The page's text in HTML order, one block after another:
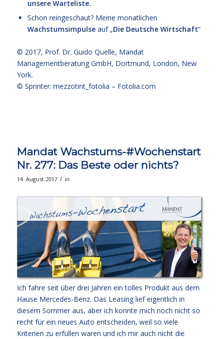
unsere Warteliste.
Schon reingeschaut? Meine monatlichen
Wachstumsimpulseauf „Die Deutsche Wirtschaft“
© 2017, Prof. Dr. Guido Quelle, Mandat
Managementberatung GmbH, Dortmund, London, New
York.
© Sprinter: mezzotint_fotolia – Fotolia.com
Mandat Wachstums-#Wochenstart
Nr. 277: Das Beste oder nichts?
14. August 2017 / in
Ich fahre seit über drei Jahren ein tolles Produkt aus dem
Hause Mercedes-Benz. Das Leasing lief eigentlich in
diesem Sommer aus, aber ich konnte mich noch nicht so
recht für ein neues Auto entscheiden, weil so viele
Kriterien zu erfüllen waren und ich mir auch nicht die